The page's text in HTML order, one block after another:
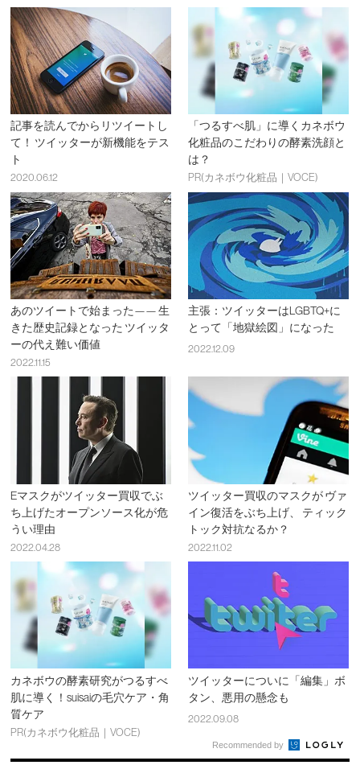
記事を読んでからリツイートし
て！ ツイッターが新機能をテス
ト
2020.06.12
「つるすべ肌」に導くカネボウ
化粧品のこだわりの酵素洗顔と
は？
PR(カネボウ化粧品｜VOCE)
あのツイートで始まった—— 生
きた歴史記録となった ツイッタ
ーの代え難い価値
2022.11.15
主張：ツイッターはLGBTQ+に
とって「地獄絵図」になった
2022.12.09
Eマスクがツイッター買収でぶ
ち上げたオープンソース化が危
うい理由
2022.04.28
ツイッター買収のマスクが ヴァ
イン復活をぶち上げ、 ティック
トック対抗なるか？
2022.11.02
カネボウの酵素研究がつるすべ
肌に導く！suisaiの毛穴ケア・角
質ケア
PR(カネボウ化粧品｜VOCE)
ツイッターについに「編集」ボ
タン、悪用の懸念も
2022.09.08
Recommended by